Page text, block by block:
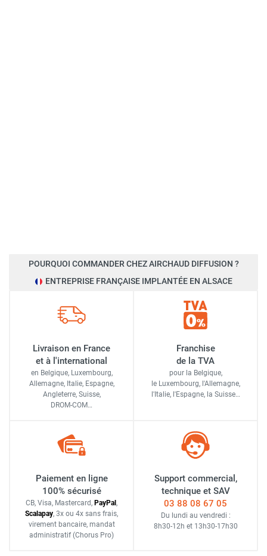
POURQUOI COMMANDER CHEZ AIRCHAUD DIFFUSION ?
ENTREPRISE FRANÇAISE IMPLANTÉE EN ALSACE
Livraison en France
et à l'international
en Belgique, Luxembourg,
Allemagne, Italie, Espagne,
Angleterre, Suisse,
DROM-COM…
Franchise
de la TVA
pour la Belgique,
le Luxembourg, l'Allemagne,
l'Italie, l'Espagne, la Suisse…
Paiement en ligne
100% sécurisé
CB, Visa, Mastercard, PayPal ,
Scalapay, 3x ou 4x sans frais,
virement bancaire, mandat
administratif (Chorus Pro)
Support commercial,
technique et SAV
03 88 08 67 05
Du lundi au vendredi :
8h30-12h et 13h30-17h30